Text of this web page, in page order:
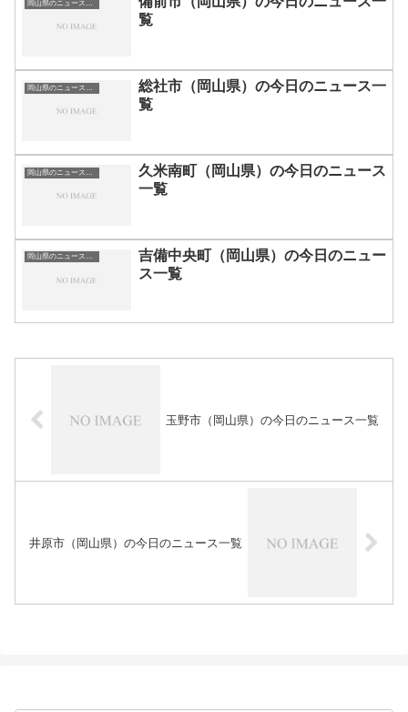
覧
総社市（岡山県）の今日のニュース一
覧
久米南町（岡山県）の今日のニュース
一覧
岡山県のニュース一覧
吉備中央町（岡山県）の今日のニュー
ス一覧
玉野市（岡山県）の今日のニュース一覧
井原市（岡山県）の今日のニュース一覧